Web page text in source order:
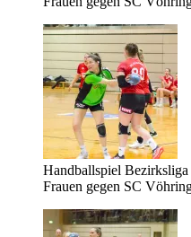
Handballspiel
Frauen gegen SC